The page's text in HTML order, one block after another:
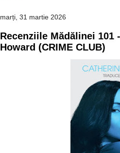
marți, 31 martie 2026
Recenziile Mădălinei 101
Howard (CRIME CLUB)